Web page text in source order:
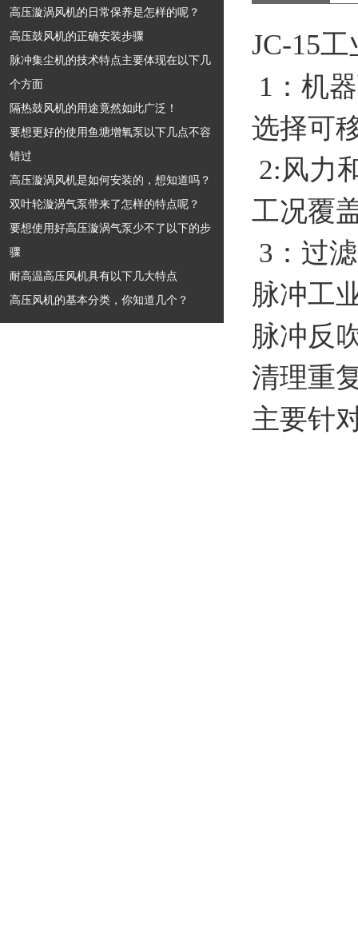
高压漩涡风机的日常保养是怎样的呢？
高压鼓风机的正确安装步骤
脉冲集尘机的技术特点主要体现在以下几
个方面
隔热鼓风机的用途竟然如此广泛！
要想更好的使用鱼塘增氧泵以下几点不容
错过
高压漩涡风机是如何安装的，想知道吗？
双叶轮漩涡气泵带来了怎样的特点呢？
要想使用好高压漩涡气泵少不了以下的步
骤
耐高温高压风机具有以下几大特点
高压风机的基本分类，你知道几个？
JC-15
1：机
选择可
2:风力
工况覆
3：过
脉冲工
脉冲反
清理重
主要针